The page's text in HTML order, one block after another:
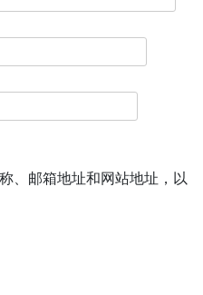
、邮箱地址和网站地址，以